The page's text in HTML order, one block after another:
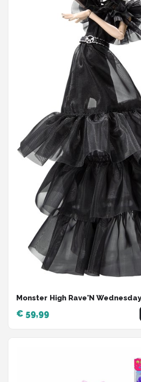
Monster High Rave'N
€ 59,99